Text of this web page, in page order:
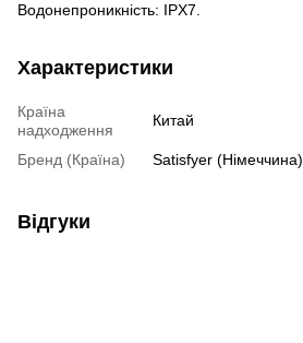
Водонепроникність: IPX7.
Характеристики
Країна
надходження
Китай
Бренд (Країна) Satisfyer (Німеччина)
Відгуки